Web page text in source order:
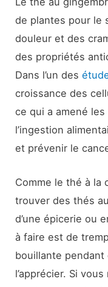
de plantes pour le
douleur et des
des propriétés
Dans l’un des
croissance des
ce qui a amené
l’ingestion
et prévenir le
Comme le thé à la
trouver des thés
d’une épicerie ou
à faire est de
bouillante
l’apprécier. Si